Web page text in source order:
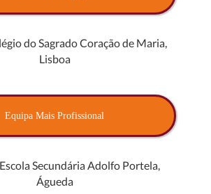
do Sagrado Coração de Maria,
Lisboa
Equipa Mais Profissional
Secundária Adolfo Portela,
Águeda